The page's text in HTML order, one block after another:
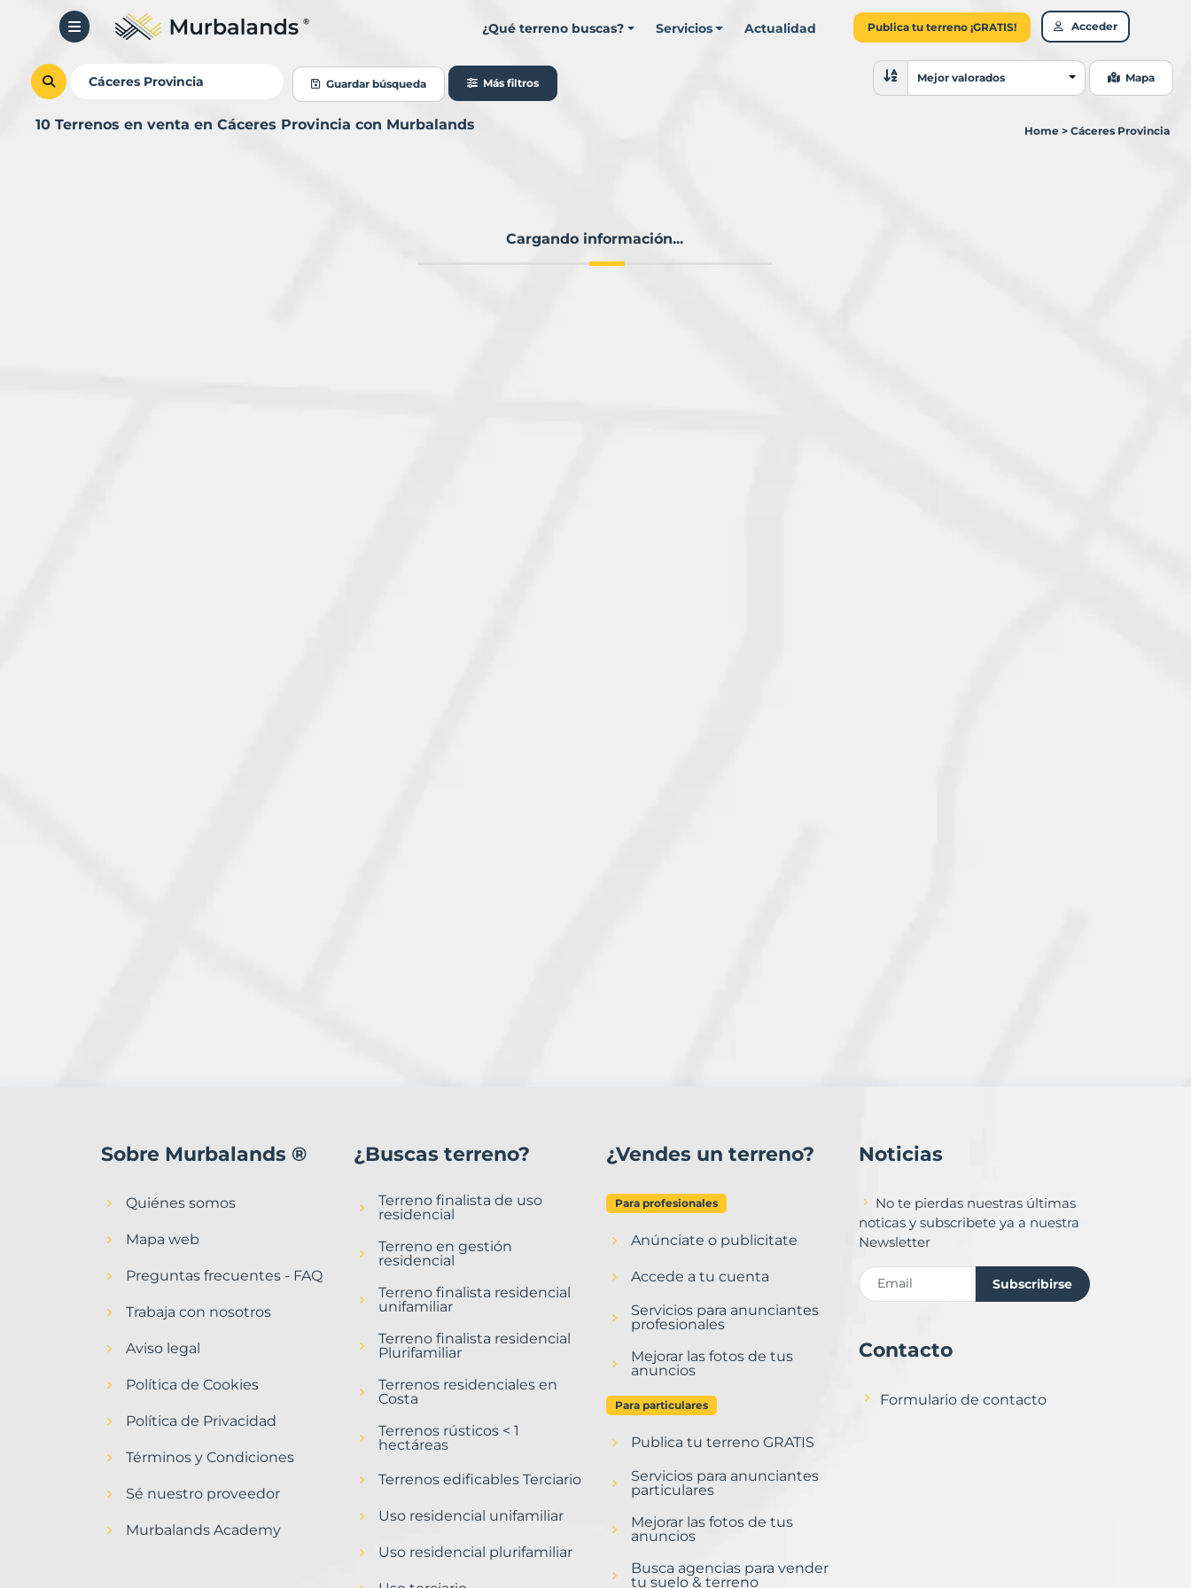
¿Qué terreno buscas? Servicios Actualidad Publica tu terreno ¡GRATIS! Acceder
Guardar búsqueda Más filtros
Ordenar resultados
Mejor valorados Mapa
10 Terrenos en venta en Cáceres Provincia con Murbalands Home > Cáceres Provincia
Cargando información...
Sobre Murbalands ®
Quiénes somos
Mapa web
Preguntas frecuentes - FAQ
Trabaja con nosotros
Aviso legal
Política de Cookies
Política de Privacidad
Términos y Condiciones
Sé nuestro proveedor
Murbalands Academy
¿Buscas terreno?
Terreno finalista de uso
residencial
Terreno en gestión
residencial
Terreno finalista residencial
unifamiliar
Terreno finalista residencial
Plurifamiliar
Terrenos residenciales en
Costa
Terrenos rústicos < 1
hectáreas
Terrenos edificables Terciario
Uso residencial unifamiliar
Uso residencial plurifamiliar
¿Vendes un terreno?
Para profesionales
Anúnciate o publicitate
Accede a tu cuenta
Servicios para anunciantes
profesionales
Mejorar las fotos de tus
anuncios
Para particulares
Publica tu terreno GRATIS
Servicios para anunciantes
particulares
Mejorar las fotos de tus
anuncios
Busca agencias para vender
tu suelo & terreno
Noticias
No te pierdas nuestras últimas
noticas y subscribete ya a nuestra
Newsletter
Subscribirse
Contacto
Formulario de contacto